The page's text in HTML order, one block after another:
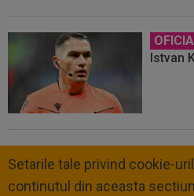
Istvan
Setarile tale privind cookie-
continutul din aceasta